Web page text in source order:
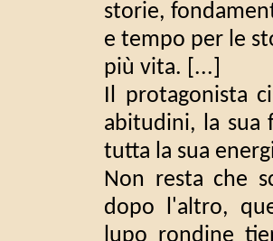
storie,
e tempo per le
più vita. [...]
Il protagonista
abitudini, la sua
tutta la sua
Non resta che
dopo l'altro,
lupo rondine